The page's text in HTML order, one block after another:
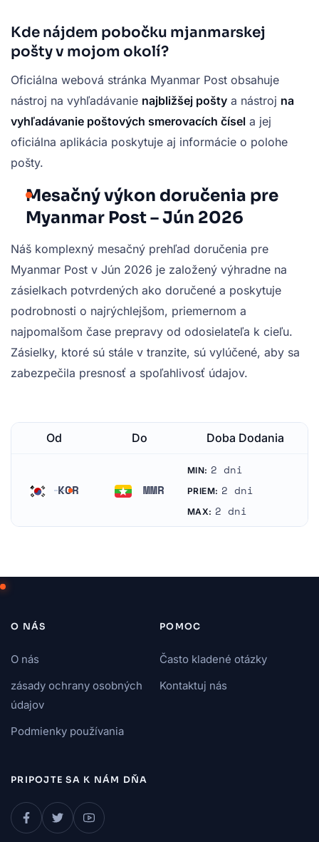
Kde nájdem pobočku mjanmarskej
pošty v mojom okolí?
Oficiálna webová stránka Myanmar Post obsahuje
nástroj na vyhľadávanie najbližšej pošty a nástroj na
vyhľadávanie poštových smerovacích čísel a jej
oficiálna aplikácia poskytuje aj informácie o polohe
pošty.
Mesačný výkon doručenia pre
Myanmar Post – Jún 2026
Náš komplexný mesačný prehľad doručenia pre
Myanmar Post v Jún 2026 je založený výhradne na
zásielkach potvrdených ako doručené a poskytuje
podrobnosti o najrýchlejšom, priemernom a
najpomalšom čase prepravy od odosielateľa k cieľu.
Zásielky, ktoré sú stále v tranzite, sú vylúčené, aby sa
zabezpečila presnosť a spoľahlivosť údajov.
Od Do Doba Dodania
KOR MMR
MIN: 2 dni
PRIEM: 2 dni
MAX: 2 dni
O NÁS
O nás
zásady ochrany osobných
údajov
Podmienky používania
POMOC
Často kladené otázky
Kontaktuj nás
PRIPOJTE SA K NÁM DŇA